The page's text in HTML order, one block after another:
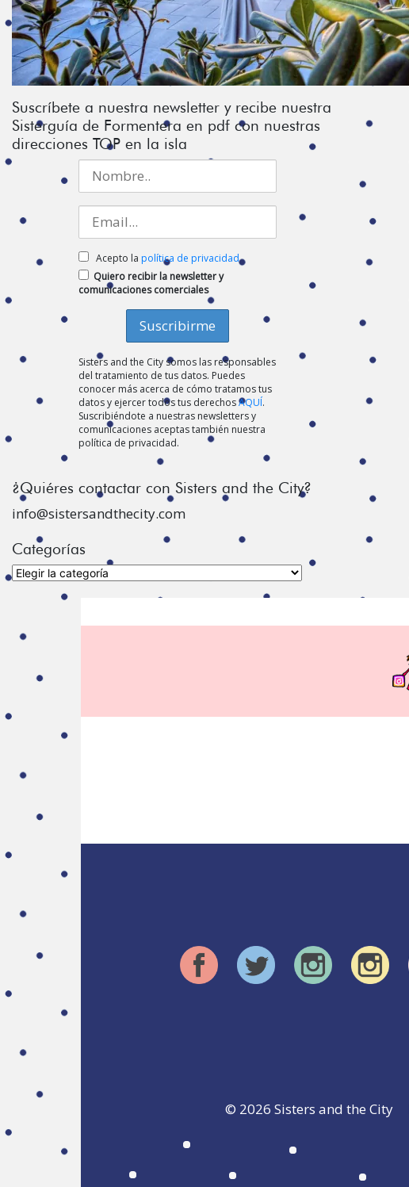
Suscríbete a nuestra newsletter y recibe nuestra
Sisterguía de Formentera en pdf con nuestras
direcciones TOP en la isla
Acepto la política de privacidad
Quiero recibir la newsletter y
comunicaciones comerciales
Sisters and the City somos las responsables
del tratamiento de tus datos. Puedes
conocer más acerca de cómo tratamos tus
datos y ejercer todos tus derechosAQUÍ.
Suscribiéndote a nuestras newsletters y
comunicaciones aceptas también nuestra
política de privacidad.
¿Quiéres contactar con Sisters and the City?
info@sistersandthecity.com
Categorías
Categorías
© 2026 Sisters and the City